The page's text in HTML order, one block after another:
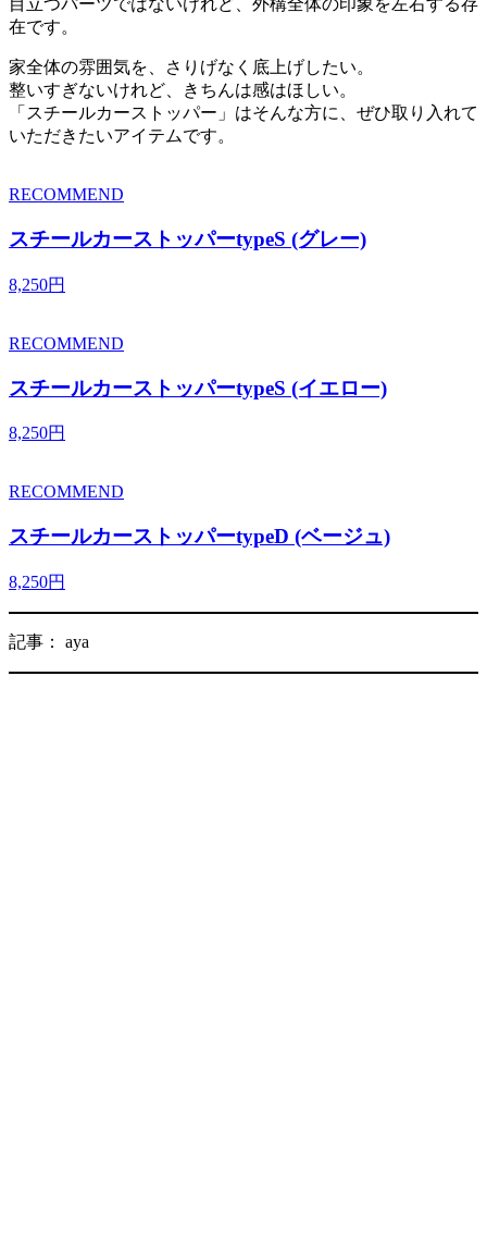
目立つパーツではないけれど、外構全体の印象を左右する存
在です。
家全体の雰囲気を、さりげなく底上げしたい。
整いすぎないけれど、きちんは感はほしい。
「スチールカーストッパー」はそんな方に、ぜひ取り入れて
いただきたいアイテムです。
RECOMMEND
スチールカーストッパーtypeS (グレー)
8,250円
RECOMMEND
スチールカーストッパーtypeS (イエロー)
8,250円
RECOMMEND
スチールカーストッパーtypeD (ベージュ)
8,250円
記事： aya